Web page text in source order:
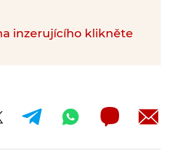
inzerujícího klikněte